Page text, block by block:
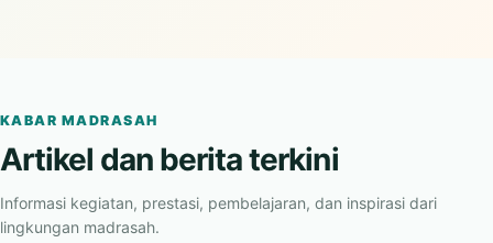
KABAR MADRASAH
Artikel dan berita terkini
Informasi kegiatan, prestasi, pembelajaran, dan inspirasi dari
lingkungan madrasah.